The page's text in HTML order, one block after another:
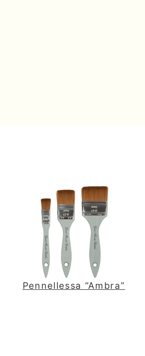
Pennellessa “Ambra”